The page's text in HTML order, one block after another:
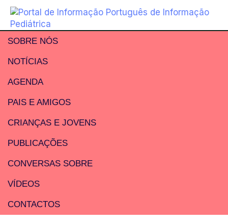
SOBRE NÓS
NOTÍCIAS
AGENDA
PAIS E AMIGOS
CRIANÇAS E JOVENS
PUBLICAÇÕES
CONVERSAS SOBRE
VÍDEOS
CONTACTOS